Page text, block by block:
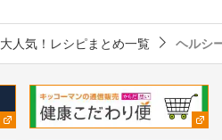
大人気！レシピまとめ一覧 ヘルシ